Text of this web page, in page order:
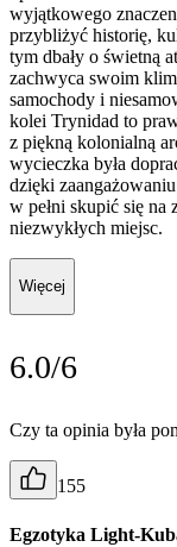
wyjątkowego
przybliżyć historię,
tym dbały o świetną
zachwyca swoim
samochody i
kolei Trynidad to
z piękną kolonialną
wycieczka była
dzięki
w pełni skupić się na
niezwykłych miejsc.
Więcej
6.0/6
Czy ta opinia była
155
Egzotyka Light-